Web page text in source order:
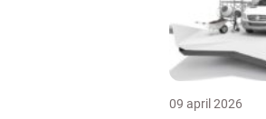
09 april 2026